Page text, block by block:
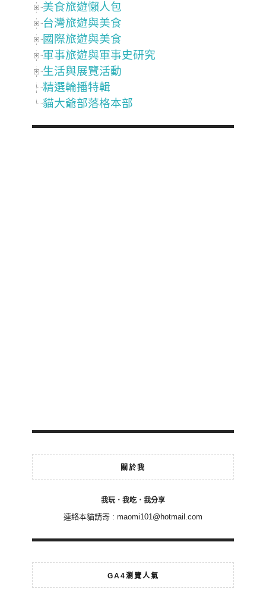
美食旅遊懶人包
台灣旅遊與美食
國際旅遊與美食
軍事旅遊與軍事史研究
生活與展覽活動
精選輪播特輯
貓大爺部落格本部
關於我
我玩．我吃．我分享
連絡本貓請寄 : maomi101@hotmail.com
GA4瀏覽人氣